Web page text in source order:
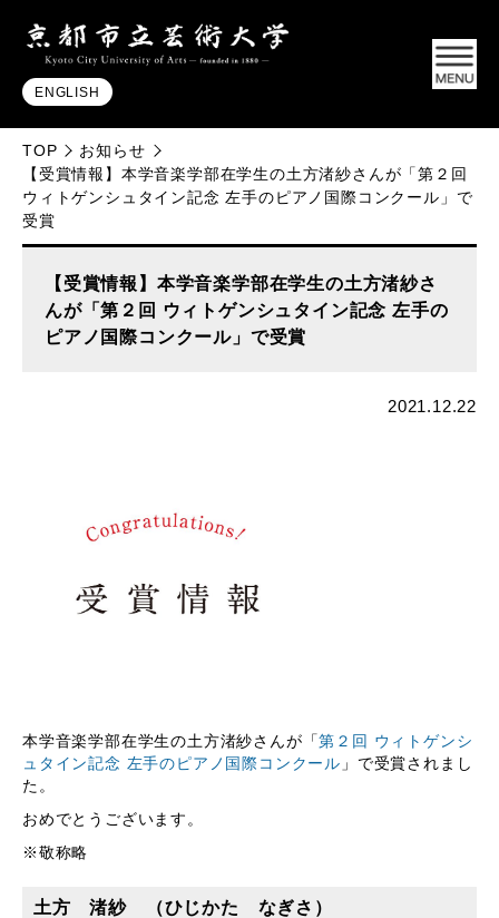
ENGLISH
TOP
お知らせ
【受賞情報】本学音楽学部在学生の土方渚紗さんが「第２回
ウィトゲンシュタイン記念 左手のピアノ国際コンクール」で
受賞
【受賞情報】本学音楽学部在学生の土方渚紗さ
んが「第２回 ウィトゲンシュタイン記念 左手の
ピアノ国際コンクール」で受賞
2021.12.22
本学音楽学部在学生の土方渚紗さんが「第２回 ウィトゲンシ
ュタイン記念 左手のピアノ国際コンクール 」で受賞されまし
た。
おめでとうございます。
※敬称略
土方 渚紗 （ひじかた なぎさ）